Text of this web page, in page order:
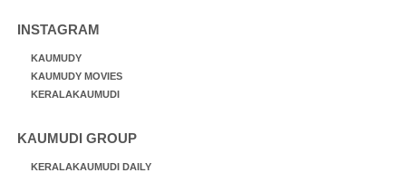
INSTAGRAM
KAUMUDY
KAUMUDY MOVIES
KERALAKAUMUDI
KAUMUDI GROUP
KERALAKAUMUDI DAILY